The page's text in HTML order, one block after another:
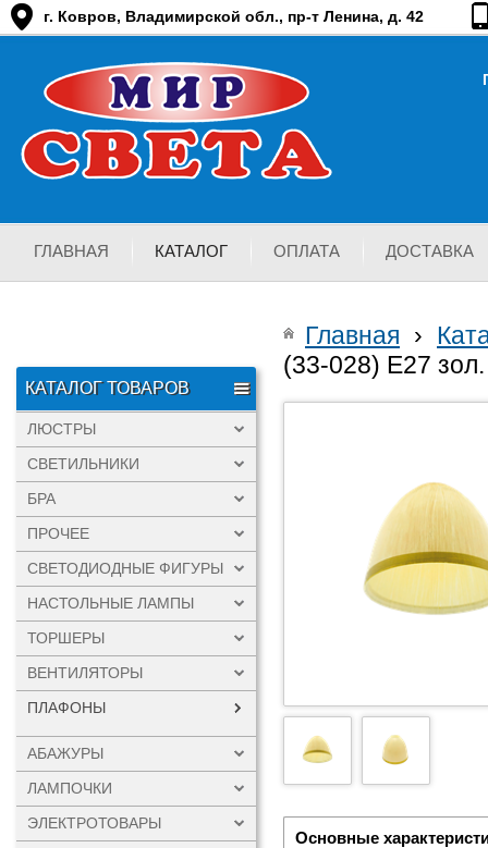
г. Ковров, Владимирской обл., пр-т Ленина, д. 42
ГЛАВНАЯ КАТАЛОГ ОПЛАТА ДОСТАВКА
КАТАЛОГ ТОВАРОВ
ЛЮСТРЫ
СВЕТИЛЬНИКИ
БРА
ПРОЧЕЕ
СВЕТОДИОДНЫЕ ФИГУРЫ
НАСТОЛЬНЫЕ ЛАМПЫ
ТОРШЕРЫ
ВЕНТИЛЯТОРЫ
ПЛАФОНЫ
АБАЖУРЫ
ЛАМПОЧКИ
ЭЛЕКТРОТОВАРЫ
Главная ›
(33-028) Е27 зол.
Основные